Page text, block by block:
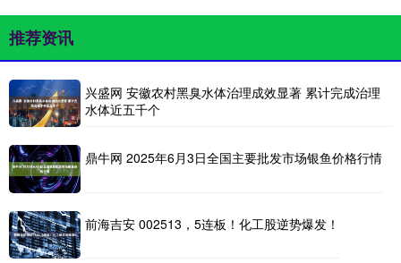
推荐资讯
兴盛网 安徽农村黑臭水体治理成效显著 累计完成治理
水体近五千个
鼎牛网 2025年6月3日全国主要批发市场银鱼价格行情
前海吉安 002513，5连板！化工股逆势爆发！